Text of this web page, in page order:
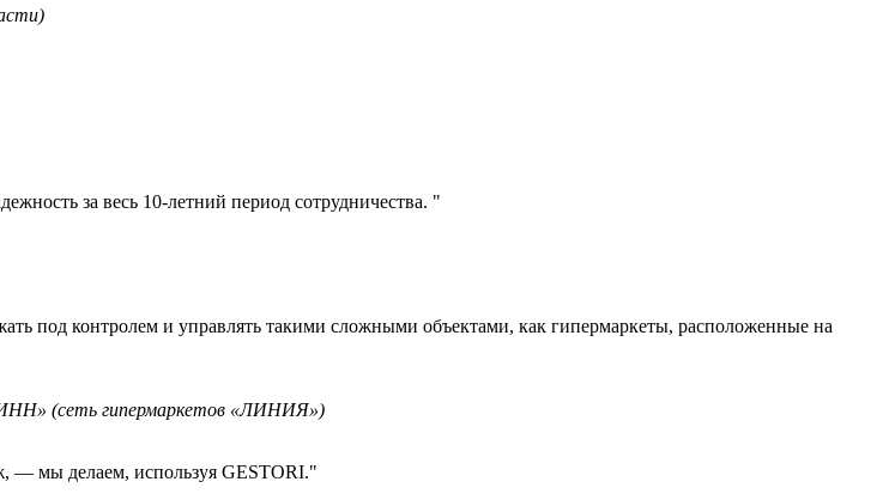
за весь 10-летний период сотрудничества. "
под контролем и управлять такими сложными объектами, как гипермаркеты, расположенные на
(сеть гипермаркетов «ЛИНИЯ»)
— мы делаем, используя GESTORI."